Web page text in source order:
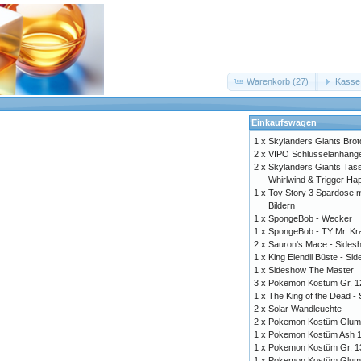
Warenkorb (27) Kasse
Einkaufswagen
1 x Skylanders Giants
2 x VIPO
2 x Skylanders Giants
Whirlwind & Trigger
1 x Toy Story 3 Spardose
Bildern
1 x SpongeBob - Wecker
1 x SpongeBob - TY Mr.
2 x Sauron's Mace -
1 x King Elendil Büste -
1 x Sideshow The Master
3 x Pokemon Kostüm Gr.
1 x The King of the Dead -
2 x Solar Wandleuchte
2 x Pokemon Kostüm
1 x Pokemon Kostüm Ash
1 x Pokemon Kostüm Gr.